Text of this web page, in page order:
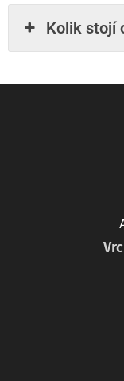
Kolik stojí